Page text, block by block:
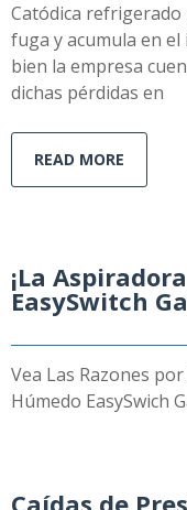
Catódica refrigerado
fuga y acumula en
bien la empresa
dichas pérdidas en
READ MORE
¡La
EasySwitch
Vea Las Razones
Húmedo EasySwich
Caídas de